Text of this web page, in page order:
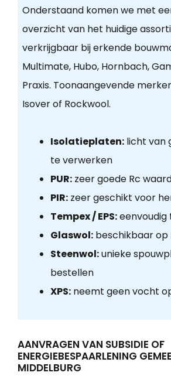
Onderstaand komen we met
overzicht van het huidige
verkrijgbaar bij erkende
Multimate, Hubo, Hornbach,
Praxis. Toonaangevende
Isover of Rockwool.
Isolatieplaten:licht van
te verwerken
PUR:zeer goede Rc
PIR:zeer geschikt voor
Tempex / EPS:eenvoudig
Glaswol:beschikbaar op
Steenwol:unieke
bestellen
XPS:neemt geen vocht
AANVRAGEN VAN SUBSIDIE OF
ENERGIEBESPAARLENING
MIDDELBURG